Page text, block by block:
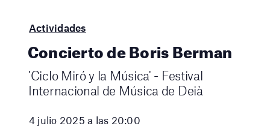
Actividades
Concierto de Boris Berman
'Ciclo Miró y la Música' - Festival
Internacional de Música de Deià
4 julio 2025 a las 20:00